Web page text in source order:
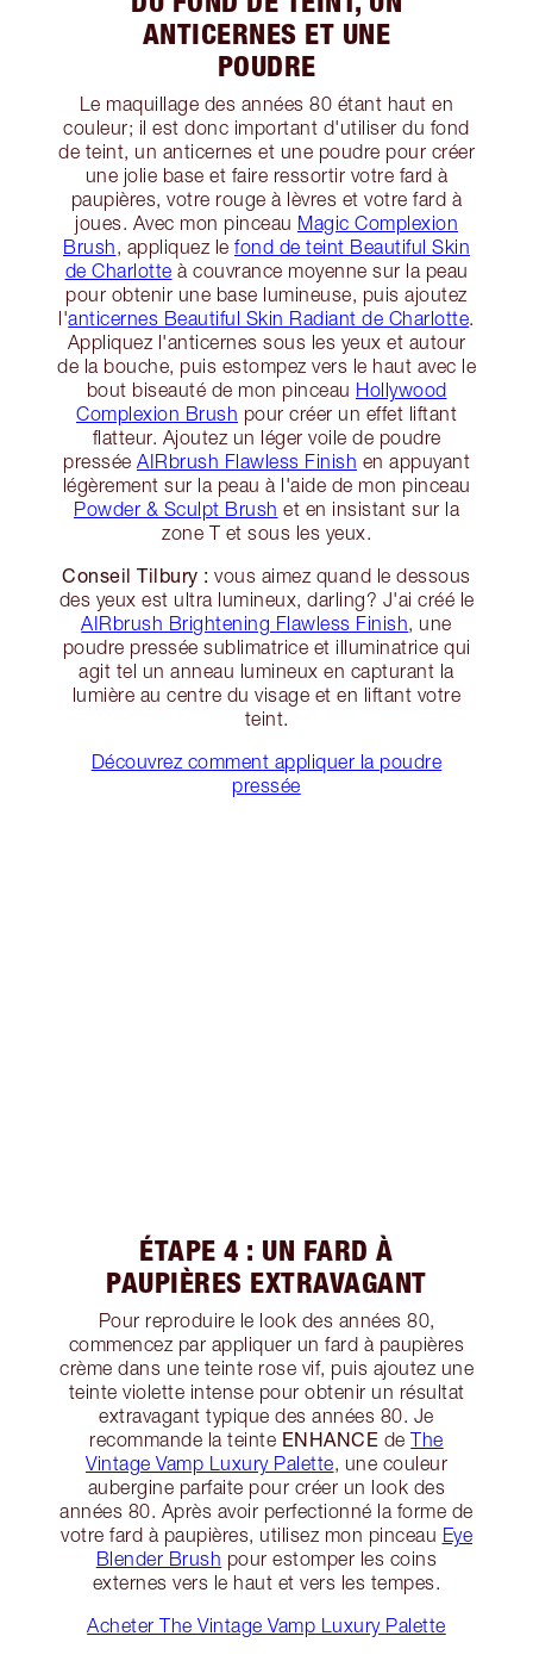
ANTICERNES ET UNE
POUDRE
Le maquillage des années 80 étant haut en
couleur; il est donc important d'utiliser du fond
de teint, un anticernes et une poudre pour créer
une jolie base et faire ressortir votre fard à
paupières, votre rouge à lèvres et votre fard à
joues. Avec mon pinceau Magic Complexion
Brush, appliquez le fond de teint Beautiful Skin
de Charlotte à couvrance moyenne sur la peau
pour obtenir une base lumineuse, puis ajoutez
l'anticernes Beautiful Skin Radiant de Charlotte.
Appliquez l'anticernes sous les yeux et autour
de la bouche, puis estompez vers le haut avec le
bout biseauté de mon pinceau Hollywood
Complexion Brush pour créer un effet liftant
flatteur. Ajoutez un léger voile de poudre
pressée AIRbrush Flawless Finish en appuyant
légèrement sur la peau à l'aide de mon pinceau
Powder & Sculpt Brush et en insistant sur la
zone T et sous les yeux.
Conseil Tilbury : vous aimez quand le dessous
des yeux est ultra lumineux, darling? J'ai créé le
AIRbrush Brightening Flawless Finish, une
poudre pressée sublimatrice et illuminatrice qui
agit tel un anneau lumineux en capturant la
lumière au centre du visage et en liftant votre
teint.
Découvrez comment appliquer la poudre
pressée
ÉTAPE 4 : UN FARD À
PAUPIÈRES EXTRAVAGANT
Pour reproduire le look des années 80,
commencez par appliquer un fard à paupières
crème dans une teinte rose vif, puis ajoutez une
teinte violette intense pour obtenir un résultat
extravagant typique des années 80. Je
recommande la teinte ENHANCE deThe
Vintage Vamp Luxury Palette, une couleur
aubergine parfaite pour créer un look des
années 80. Après avoir perfectionné la forme de
votre fard à paupières, utilisez mon pinceau Eye
Blender Brush pour estomper les coins
externes vers le haut et vers les tempes.
Acheter The Vintage Vamp Luxury Palette